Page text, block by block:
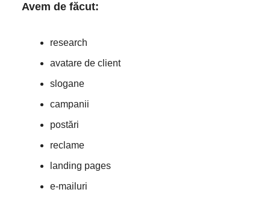
Avem de făcut:
research
avatare de client
slogane
campanii
postări
reclame
landing pages
e-mailuri